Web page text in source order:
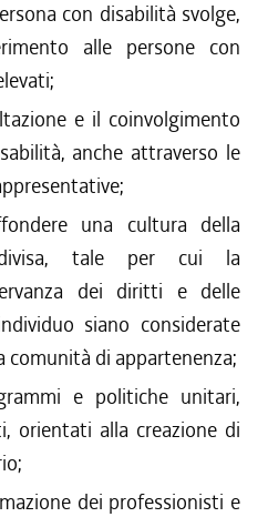
con disabilità svolge,
alle persone con
e il coinvolgimento
anche attraverso le
una cultura della
tale per cui la
dei diritti e delle
siano considerate
comunità di appartenenza;
e politiche unitari,
orientati alla creazione di
dei professionisti e